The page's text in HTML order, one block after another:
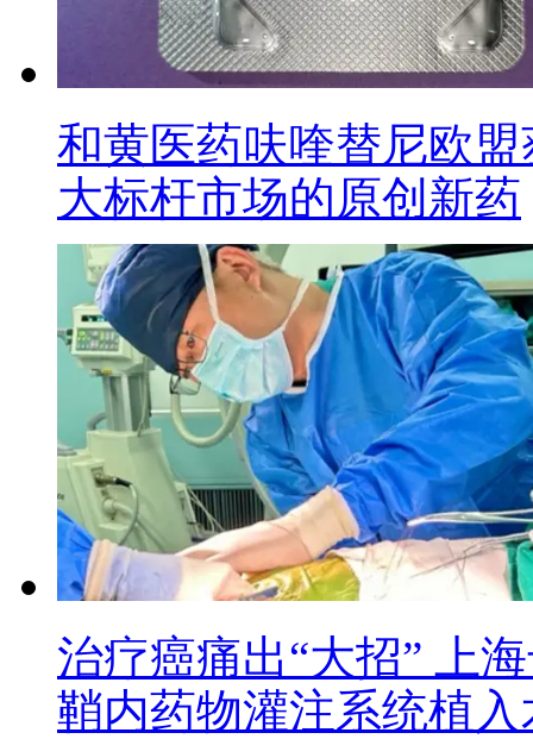
和黄医药呋喹替尼欧
大标杆市场的原创新药
治疗癌痛出“大招” 上
鞘内药物灌注系统植入